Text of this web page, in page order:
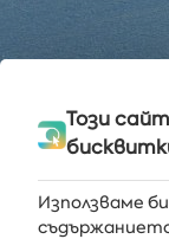
Този
Използваме